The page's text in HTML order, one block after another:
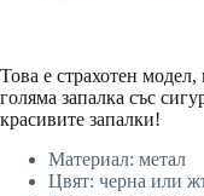
Това е страхотен
голяма запалка със
красивите запалки!
Материал: метал
Цвят: черна или